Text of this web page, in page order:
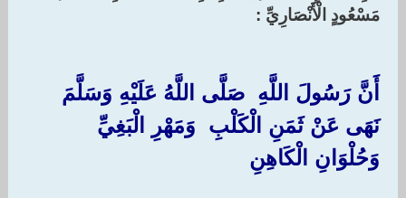
مَسْعُودٍ الْأَنْصَارِيِّ : ‏
أَنَّ رَسُولَ اللَّهِ ‏ ‏صَلَّى اللَّهُ عَلَيْهِ وَسَلَّمَ ‏
‏نَهَى عَنْ ثَمَنِ الْكَلْبِ ‏ ‏وَمَهْرِ الْبَغِيِّ ‏
‏وَحُلْوَانِ الْكَاهِنِ ‏